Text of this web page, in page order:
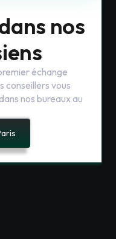
nos
échange
conseillers vous
nos bureaux au